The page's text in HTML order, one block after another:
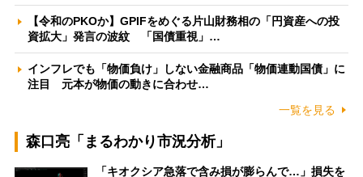
【令和のPKOか】GPIFをめぐる片山財務相の「円資産への投
資拡大」発言の波紋 「国債重視」…
インフレでも「物価負け」しない金融商品「物価連動国債」に
注目 元本が物価の動きに合わせ…
一覧を見る
森口亮「まるわかり市況分析」
「キオクシア急落で含み損が膨らんで…」損失を